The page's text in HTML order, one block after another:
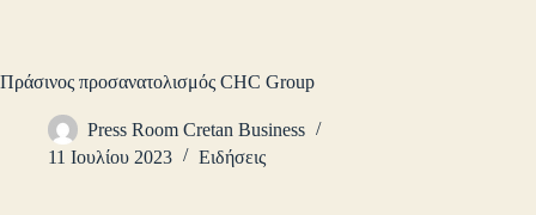
Πράσινος προσανατολισμός CHC Group
Press Room Cretan Business
11 Ιουλίου 2023
Ειδήσεις